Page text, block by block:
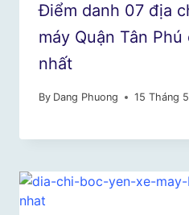
Điểm danh 07 địa
máy Quận Tân
nhất
By Dang Phuong 15 Tháng